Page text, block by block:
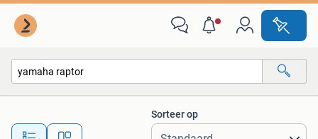
Alle afstanden…
Sorteer op